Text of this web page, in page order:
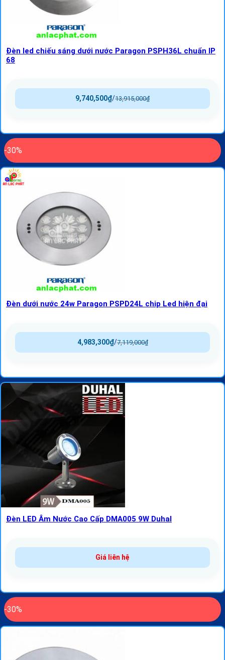
Đèn led chiếu sáng dưới nước Paragon PSPH36L chuẩn IP
68
13,915,000₫
/
9,740,500₫
-30%
Đèn dưới nước 24w Paragon PSPD24L chip Led hiện đại
7,119,000₫
/
4,983,300₫
Đèn LED Âm Nước Cao Cấp DMA005 9W Duhal
Giá liên hệ
-30%